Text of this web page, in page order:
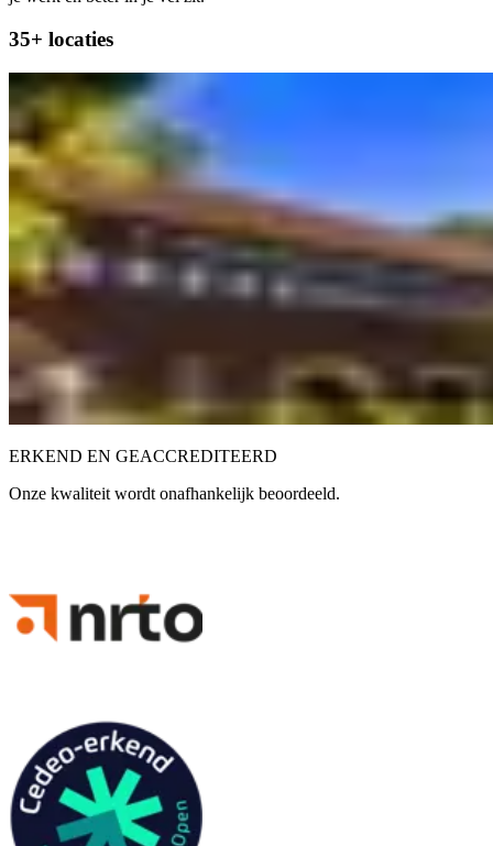
35+ locaties
ERKEND EN GEACCREDITEERD
Onze kwaliteit wordt onafhankelijk beoordeeld.